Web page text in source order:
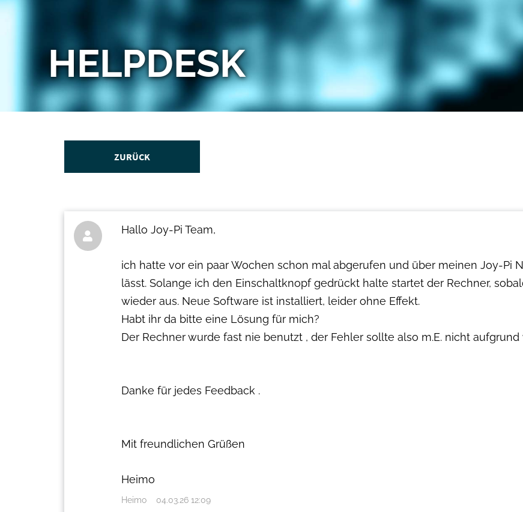
HELPDESK
ZURÜCK
 Hallo Joy-Pi Team,
ich hatte vor ein paar Wochen schon mal abgerufen und über meinen Joy-Pi
lässt. Solange ich den Einschaltknopf gedrückt halte startet der Rechner,
wieder aus. Neue Software ist installiert, leider ohne Effekt.
Habt ihr da bitte eine Lösung für mich?
Der Rechner wurde fast nie benutzt , der Fehler sollte also m.E. nicht
Danke für jedes Feedback .
Mit freundlichen Grüßen
Heimo
Heimo 04.03.26 12:09